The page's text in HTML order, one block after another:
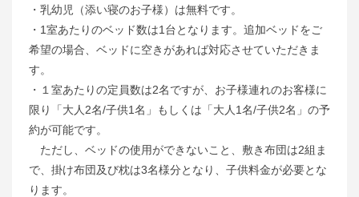
・乳幼児（添い寝のお子様）は無料です。
・1室あたりのベッド数は1台となります。追加ベッドをご
希望の場合、ベッドに空きがあれば対応させていただきま
す。
・１室あたりの定員数は2名ですが、お子様連れのお客様に
限り「大人2名/子供1名」もしくは「大人1名/子供2名」の予
約が可能です。
ただし、ベッドの使用ができないこと、敷き布団は2組ま
で、掛け布団及び枕は3名様分となり、子供料金が必要とな
ります。